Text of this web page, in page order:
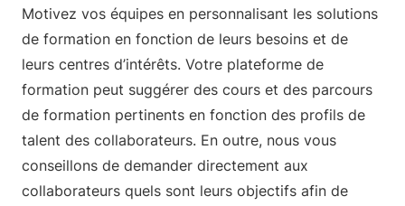
Motivez vos équipes en personnalisant les solutions
de formation en fonction de leurs besoins et de
leurs centres d’intérêts. Votre plateforme de
formation peut suggérer des cours et des parcours
de formation pertinents en fonction des profils de
talent des collaborateurs. En outre, nous vous
conseillons de demander directement aux
collaborateurs quels sont leurs objectifs afin de